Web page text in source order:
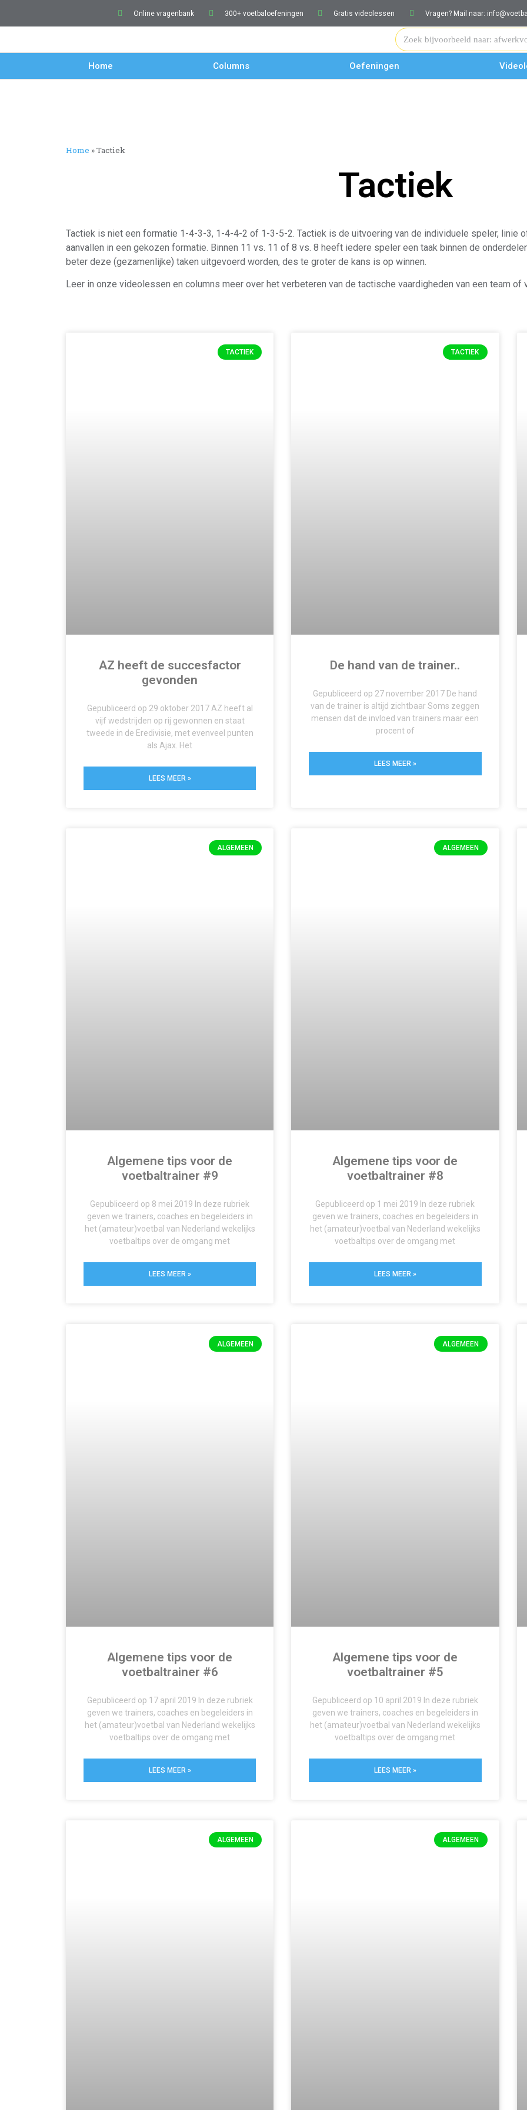
Online vragenbank 300+ voetbaloefeningen Gratis videolessen Vragen? Mail naar:
Home Columns Oefeningen
Home »Tactiek
Tactiek
Tactiek is niet een formatie 1-4-3-3, 1-4-4-2 of 1-3-5-2. Tactiek is de uitvoering van de individuele speler, linie
aanvallen in een gekozen formatie. Binnen 11 vs. 11 of 8 vs. 8 heeft iedere speler een taak binnen de
beter deze (gezamenlijke) taken uitgevoerd worden, des te groter de kans is op winnen.
Leer in onze videolessen en columns meer over het verbeteren van de tactische vaardigheden van een team of
TACTIEK
AZ heeft de succesfactor
gevonden
Gepubliceerd op 29 oktober 2017 AZ heeft al
vijf wedstrijden op rij gewonnen en staat
tweede in de Eredivisie, met evenveel punten
als Ajax. Het
LEES MEER »
TACTIEK
De hand van de trainer..
Gepubliceerd op 27 november 2017 De hand
van de trainer is altijd zichtbaar Soms zeggen
mensen dat de invloed van trainers maar een
procent of
LEES MEER »
ALGEMEEN
Algemene tips voor de
voetbaltrainer #9
Gepubliceerd op 8 mei 2019 In deze rubriek
geven we trainers, coaches en begeleiders in
het (amateur)voetbal van Nederland wekelijks
voetbaltips over de omgang met
LEES MEER »
ALGEMEEN
Algemene tips voor de
voetbaltrainer #8
Gepubliceerd op 1 mei 2019 In deze rubriek
geven we trainers, coaches en begeleiders in
het (amateur)voetbal van Nederland wekelijks
voetbaltips over de omgang met
LEES MEER »
ALGEMEEN
Algemene tips voor de
voetbaltrainer #6
Gepubliceerd op 17 april 2019 In deze rubriek
geven we trainers, coaches en begeleiders in
het (amateur)voetbal van Nederland wekelijks
voetbaltips over de omgang met
LEES MEER »
ALGEMEEN
Algemene tips voor de
voetbaltrainer #5
Gepubliceerd op 10 april 2019 In deze rubriek
geven we trainers, coaches en begeleiders in
het (amateur)voetbal van Nederland wekelijks
voetbaltips over de omgang met
LEES MEER »
ALGEMEEN ALGEMEEN